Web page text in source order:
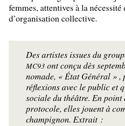
femmes, attentives à la
d’organisation collective.
Des artistes issues du
MC93 ont conçu dès
nomade, « État Général » ,
réflexions avec le public et
sociale du théâtre. En point
protocole, elles jouent à
champignon. Extrait :